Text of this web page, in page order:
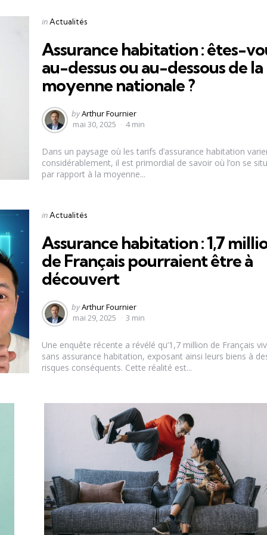
Categories
Posted
in Actualités
Assurance habitation : êtes-
au-dessus ou au-dessous de la
moyenne nationale ?
Posted
by
byArthur Fournier
mai 30, 2025
4 min
Dans un paysage où les tarifs d’assurance habitation
considérablement, il est primordial de savoir où l’on se
par rapport à la moyenne...
Categories
Posted
in Actualités
Assurance habitation : 1,7
de Français pourraient être à
découvert
Posted
by
byArthur Fournier
mai 29, 2025
3 min
Une enquête récente a révélé qu’1,7 million de Français
sans assurance habitation, exposant ainsi leurs biens à
risques conséquents. Cette réalité est...